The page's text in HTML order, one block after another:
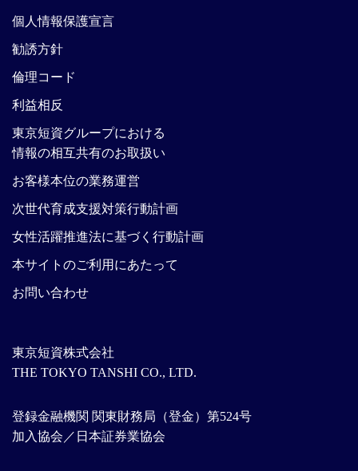
東京短資株式会社
THE TOKYO TANSHI CO., LTD.
登録金融機関 関東財務局（登金）第524号
加入協会／日本証券業協会
個人情報保護宣言
勧誘方針
倫理コード
利益相反
東京短資グループにおける
情報の相互共有のお取扱い
お客様本位の業務運営
次世代育成支援対策行動計画
女性活躍推進法に基づく行動計画
本サイトのご利用にあたって
お問い合わせ